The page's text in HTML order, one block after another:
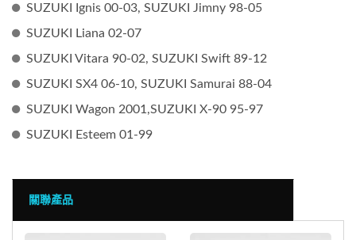
SUZUKI Ignis 00-03, SUZUKI Jimny 98-05
SUZUKI Liana 02-07
SUZUKI Vitara 90-02, SUZUKI Swift 89-12
SUZUKI SX4 06-10, SUZUKI Samurai 88-04
SUZUKI Wagon 2001,SUZUKI X-90 95-97
SUZUKI Esteem 01-99
關聯產品